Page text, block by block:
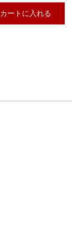
カートに入れる